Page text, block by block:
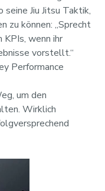
Jiu Jitsu Taktik,
zu können: „Sprecht
KPIs, wenn ihr
vorstellt.“
Performance
um den
Wirklich